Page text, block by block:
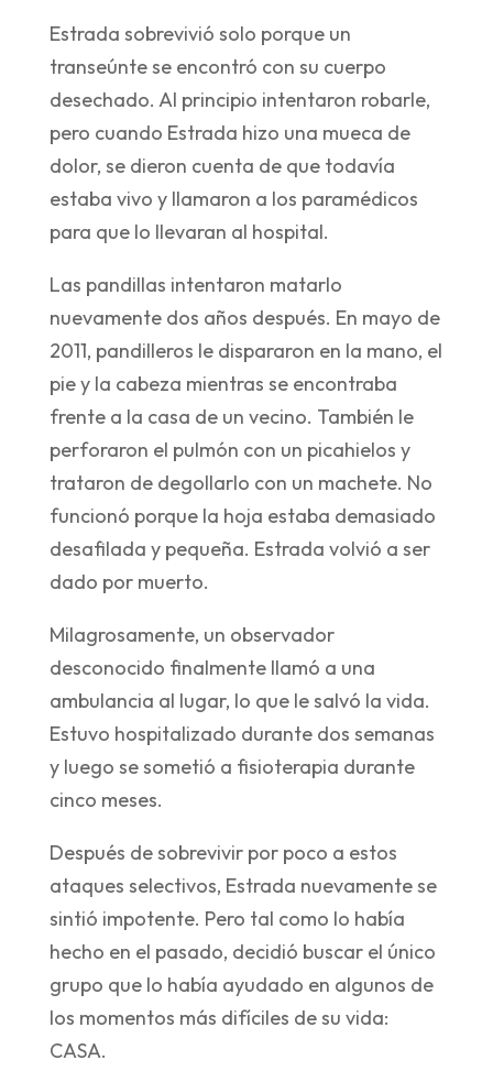
Estrada sobrevivió solo porque un
transeúnte se encontró con su cuerpo
desechado. Al principio intentaron robarle,
pero cuando Estrada hizo una mueca de
dolor, se dieron cuenta de que todavía
estaba vivo y llamaron a los paramédicos
para que lo llevaran al hospital.
Las pandillas intentaron matarlo
nuevamente dos años después. En mayo de
2011, pandilleros le dispararon en la mano, el
pie y la cabeza mientras se encontraba
frente a la casa de un vecino. También le
perforaron el pulmón con un picahielos y
trataron de degollarlo con un machete. No
funcionó porque la hoja estaba demasiado
desafilada y pequeña. Estrada volvió a ser
dado por muerto.
Milagrosamente, un observador
desconocido finalmente llamó a una
ambulancia al lugar, lo que le salvó la vida.
Estuvo hospitalizado durante dos semanas
y luego se sometió a fisioterapia durante
cinco meses.
Después de sobrevivir por poco a estos
ataques selectivos, Estrada nuevamente se
sintió impotente. Pero tal como lo había
hecho en el pasado, decidió buscar el único
grupo que lo había ayudado en algunos de
los momentos más difíciles de su vida:
CASA.